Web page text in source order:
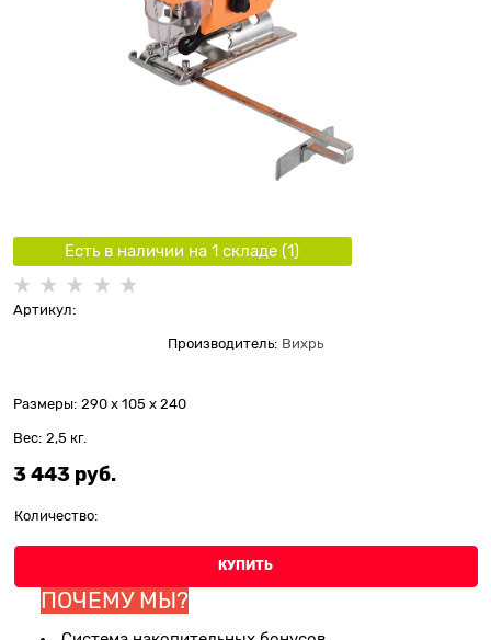
Есть в наличии на 1 складe (1)
Артикул:
Производитель: Вихрь
Размеры: 290 x 105 x 240
Вес: 2,5 кг.
3 443 руб.
Количество:
КУПИТЬ
ПОЧЕМУ МЫ?